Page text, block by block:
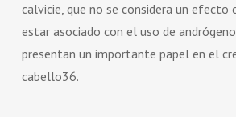
calvicie, que no se considera un efecto
estar asociado con el uso de
presentan un importante papel en el
cabello36.